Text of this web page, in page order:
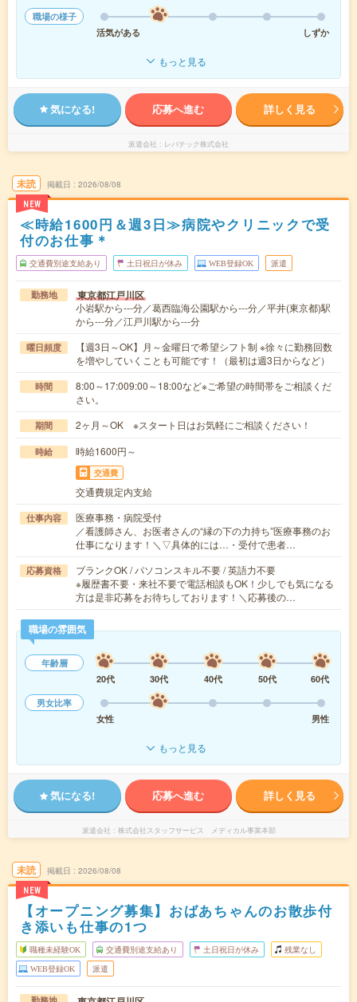
職場の様子
活気がある
しずか
もっと見る
気になる! 応募へ進む 詳しく見る
派遣会社 レバテック株式会社
未読
NEW
掲載日 2026/08/08
≪時給1600円＆週3日≫病院やクリニックで受
付のお仕事＊
交通費別途支給あり 土日祝日が休み WEB登録OK 派遣
勤務地 東京都江戸川区
小岩駅から---分／葛西臨海公園駅から---分／平井(東京都)駅
から---分／江戸川駅から---分
曜日頻度
【週3日～OK】月～金曜日で希望シフト制 ※徐々に勤務回数
を増やしていくことも可能です！（最初は週3日からなど）
時間
8:00～17:009:00～18:00など※ご希望の時間帯をご相談くだ
さい。
期間 2ヶ月～OK ※スタート日はお気軽にご相談ください！
時給 時給1600円～
交通費
交通費規定内支給
仕事内容
医療事務・病院受付
／看護師さん、お医者さんの“縁の下の力持ち”医療事務のお
仕事になります！＼▽具体的には…・受付で患者…
応募資格
ブランクOK / パソコンスキル不要 / 英語力不要
※履歴書不要・来社不要で電話相談もOK！少しでも気になる
方は是非応募をお待ちしております！＼応募後の…
職場の雰囲気
年齢層
20代
30代 40代 50代
60代
男女比率
女性
男性
もっと見る
気になる! 応募へ進む 詳しく見る
派遣会社 株式会社スタッフサービス メディカル事業本部
未読
NEW
掲載日 2026/08/08
【オープニング募集】おばあちゃんのお散歩付
き添いも仕事の1つ
職種未経験OK 交通費別途支給あり 土日祝日が休み 残業なし
WEB登録OK 派遣